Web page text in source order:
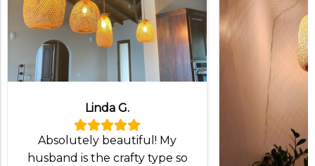
Linda G.
Absolutely beautiful! My
husband is the crafty type so